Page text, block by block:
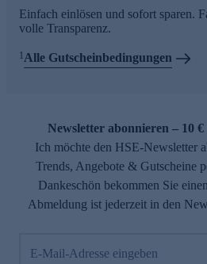
Einfach einlösen und sofort sparen.
volle Transparenz.
1 Alle Gutscheinbedingungen
Newsletter abonnieren – 10
Ich möchte den HSE-Newsletter
Trends, Angebote & Gutscheine
Dankeschön bekommen Sie
Abmeldung ist jederzeit in den
E-Mail-Adresse eingeben